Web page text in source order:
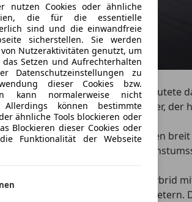
nutzen Cookies oder ähnliche
die für die essentielle
sind und die einwandfreie
sicherstellen. Sie werden
Nutzeraktivitäten genutzt, um
Setzen und Aufrechterhalten
Datenschutzeinstellungen zu
dieser Cookies bzw.
kann normalerweise nicht
können bestimmte
ähnliche Tools blockieren oder
Blockieren dieser Cookies oder
Funktionalität der Webseite
Schnäppchen
Stadien. So mancher Fan vermutete
Der chinesische Autohersteller, der
ist mit mittlerweile elf Modellen
an – dem größten
und dem Peugeot 2008.
schiebt BYD den Plug-in-Hybrid
18 kWh-Akku und 90 Kilometern.